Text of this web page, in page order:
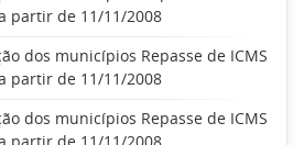
partir de 11/11/2008
dos municípios Repasse de ICMS
partir de 11/11/2008
dos municípios Repasse de ICMS